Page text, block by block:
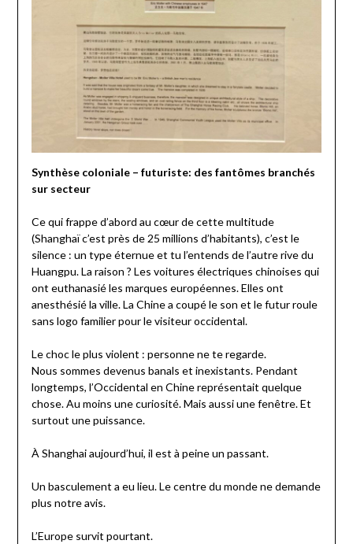
Synthèse coloniale – futuriste: des fantômes branchés
sur secteur
Ce qui frappe d’abord au cœur de cette multitude
(Shanghaï c’est près de 25 millions d’habitants), c’est le
silence : un type éternue et tu l’entends de l’autre rive du
Huangpu. La raison ? Les voitures électriques chinoises qui
ont euthanasié les marques européennes. Elles ont
anesthésié la ville. La Chine a coupé le son et le futur roule
sans logo familier pour le visiteur occidental.
Le choc le plus violent : personne ne te regarde.
Nous sommes devenus banals et inexistants. Pendant
longtemps, l’Occidental en Chine représentait quelque
chose. Au moins une curiosité. Mais aussi une fenêtre. Et
surtout une puissance.
À Shanghai aujourd’hui, il est à peine un passant.
Un basculement a eu lieu. Le centre du monde ne demande
plus notre avis.
L’Europe survit pourtant.